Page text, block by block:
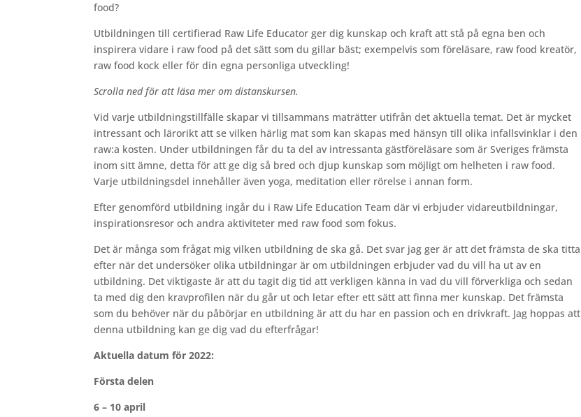
food?
Utbildningen till certifierad Raw Life Educator ger dig kunskap och kraft att stå på egna ben och
inspirera vidare i raw food på det sätt som du gillar bäst; exempelvis som föreläsare, raw food kreatör,
raw food kock eller för din egna personliga utveckling!
Scrolla ned för att läsa mer om distanskursen.
Vid varje utbildningstillfälle skapar vi tillsammans maträtter utifrån det aktuella temat. Det är mycket
intressant och lärorikt att se vilken härlig mat som kan skapas med hänsyn till olika infallsvinklar i den
raw:a kosten. Under utbildningen får du ta del av intressanta gästföreläsare som är Sveriges främsta
inom sitt ämne, detta för att ge dig så bred och djup kunskap som möjligt om helheten i raw food.
Varje utbildningsdel innehåller även yoga, meditation eller rörelse i annan form.
Efter genomförd utbildning ingår du i Raw Life Education Team där vi erbjuder vidareutbildningar,
inspirationsresor och andra aktiviteter med raw food som fokus.
Det är många som frågat mig vilken utbildning de ska gå. Det svar jag ger är att det främsta de ska titta
efter när det undersöker olika utbildningar är om utbildningen erbjuder vad du vill ha ut av en
utbildning. Det viktigaste är att du tagit dig tid att verkligen känna in vad du vill förverkliga och sedan
ta med dig den kravprofilen när du går ut och letar efter ett sätt att finna mer kunskap. Det främsta
som du behöver när du påbörjar en utbildning är att du har en passion och en drivkraft. Jag hoppas att
denna utbildning kan ge dig vad du efterfrågar!
Aktuella datum för 2022:
Första delen
6 – 10 april